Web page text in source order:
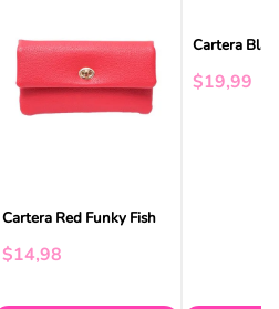
Cartera Red Funky Fish
$14,98
Cartera
$19,99